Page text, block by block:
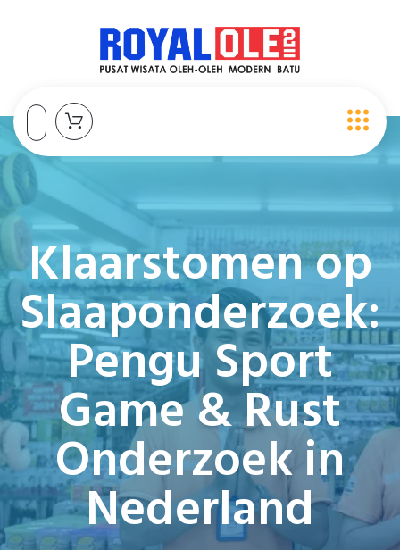
Klaarstomen op
Slaaponderzoek:
Pengu Sport
Game & Rust
Onderzoek in
Nederland